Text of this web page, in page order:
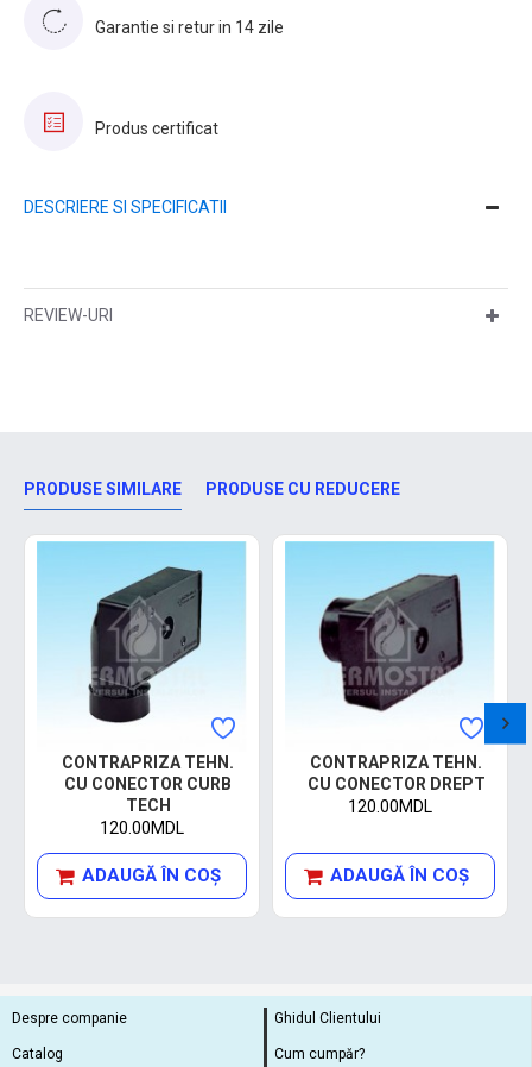
Garantie si retur in 14 zile
Produs certificat
DESCRIERE SI SPECIFICATII
REVIEW-URI
PRODUSE SIMILARE PRODUSE CU REDUCERE
CONTRAPRIZA TEHN.
CU CONECTOR CURB
TECH
120.00MDL
ADAUGĂ ÎN COŞ
CONTRAPRIZA TEHN.
CU CONECTOR DREPT
120.00MDL
ADAUGĂ ÎN COŞ
Despre companie
Catalog
Ghidul Clientului
Cum cumpăr?